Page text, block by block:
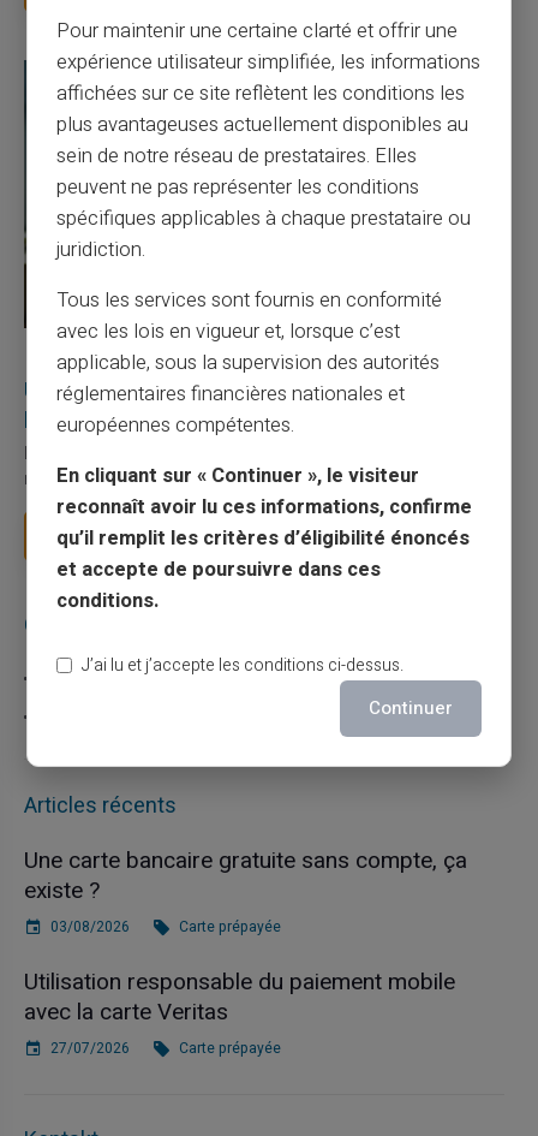
27/07/2026 Veritas Carte prépayée
Utilisation responsable du paiement mobile avec
la carte Veritas
Le paiement mobile s'est imposé dans les habitudes quotidiennes,
mais il appelle des réflexes pour é...
Lire la suite
Catégories
Carte prépayée
Articles récents
Une carte bancaire gratuite sans compte, ça
existe ?
03/08/2026 Carte prépayée
Utilisation responsable du paiement mobile
avec la carte Veritas
27/07/2026 Carte prépayée
Pour maintenir une certaine clarté et offrir une
expérience utilisateur simplifiée, les informations
affichées sur ce site reflètent les conditions les
plus avantageuses actuellement disponibles au
sein de notre réseau de prestataires. Elles
peuvent ne pas représenter les conditions
spécifiques applicables à chaque prestataire ou
juridiction.
Tous les services sont fournis en conformité
avec les lois en vigueur et, lorsque c’est
applicable, sous la supervision des autorités
réglementaires financières nationales et
européennes compétentes.
En cliquant sur « Continuer », le visiteur
reconnaît avoir lu ces informations, confirme
qu’il remplit les critères d’éligibilité énoncés
et accepte de poursuivre dans ces
conditions.
J’ai lu et j’accepte les conditions ci-dessus.
Continuer